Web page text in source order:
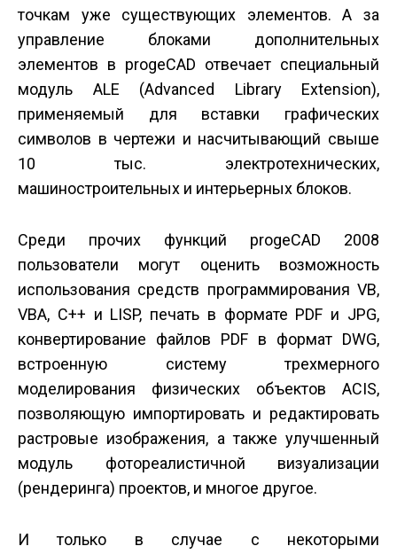
точкам уже существующих элементов. А за
управление блоками дополнительных
элементов в progeCAD отвечает специальный
модуль ALE (Advanced Library Extension),
применяемый для вставки графических
символов в чертежи и насчитывающий свыше
10 тыс. электротехнических,
машиностроительных и интерьерных блоков.
Среди прочих функций progeCAD 2008
пользователи могут оценить возможность
использования средств программирования VB,
VBA, C++ и LISP, печать в формате PDF и JPG,
конвертирование файлов PDF в формат DWG,
встроенную систему трехмерного
моделирования физических объектов ACIS,
позволяющую импортировать и редактировать
растровые изображения, а также улучшенный
модуль фотореалистичной визуализации
(рендеринга) проектов, и многое другое.
И только в случае с некоторыми